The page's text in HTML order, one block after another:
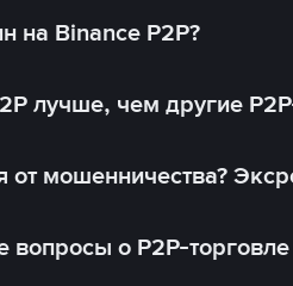
на Binance P2P?
лучше, чем другие
от мошенничества?
вопросы о P2P-торговле